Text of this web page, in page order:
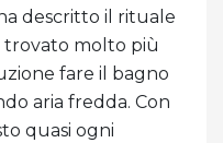
descritto il rituale
trovato molto più
fare il bagno
aria fredda. Con
quasi ogni